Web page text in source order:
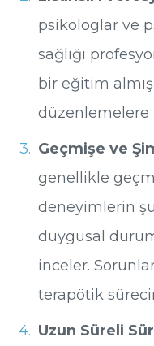
psikologlar ve
sağlığı
bir eğitim
düzenlemelere
Geçmişe ve
genellikle
deneyimlerin
duygusal
inceler.
terapötik
Uzun Süreli